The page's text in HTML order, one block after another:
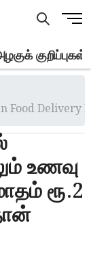
M
u
t
o
குறிப்புகள்
Food Delivery
உணவு
ரூ.2